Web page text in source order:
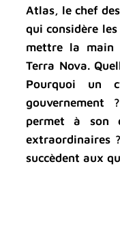
Atlas, le chef
qui considère
mettre la main
Terra Nova.
Pourquoi un
permet à son
extraordinaires
succèdent aux